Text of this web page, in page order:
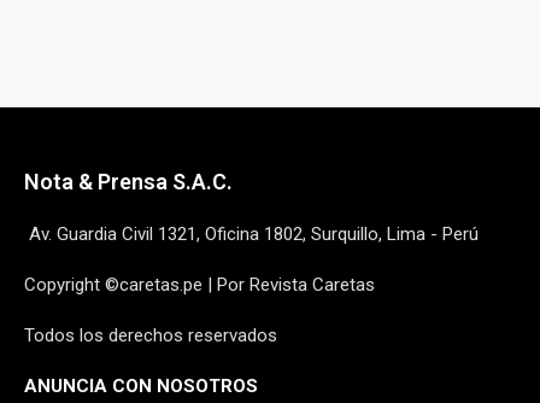
Nota & Prensa S.A.C.
Av. Guardia Civil 1321, Oficina 1802, Surquillo, Lima - Perú
Copyright ©caretas.pe | Por Revista Caretas
Todos los derechos reservados
ANUNCIA CON NOSOTROS